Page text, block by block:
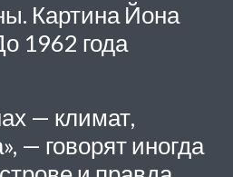
Картина Йона
1962 года
— климат,
— говорят иногда